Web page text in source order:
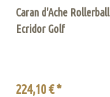
Caran d'Ache Rollerball
Ecridor Golf
224,10 € *